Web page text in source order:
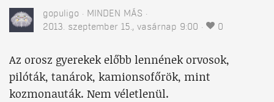
gopuligo
MINDEN MÁS
2013. szeptember 15., vasárnap 9:00
0
Az orosz gyerekek előbb lennének orvosok,
pilóták, tanárok, kamionsofőrök, mint
kozmonauták. Nem véletlenül.